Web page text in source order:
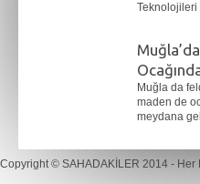
Teknolojileri
Muğla da
maden de
meydana
Copyright © SAHADAKİLER 2014 - Her